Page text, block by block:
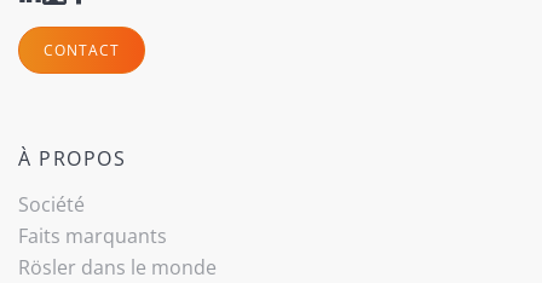
CONTACT
À PROPOS
Société
Faits marquants
Rösler dans le monde